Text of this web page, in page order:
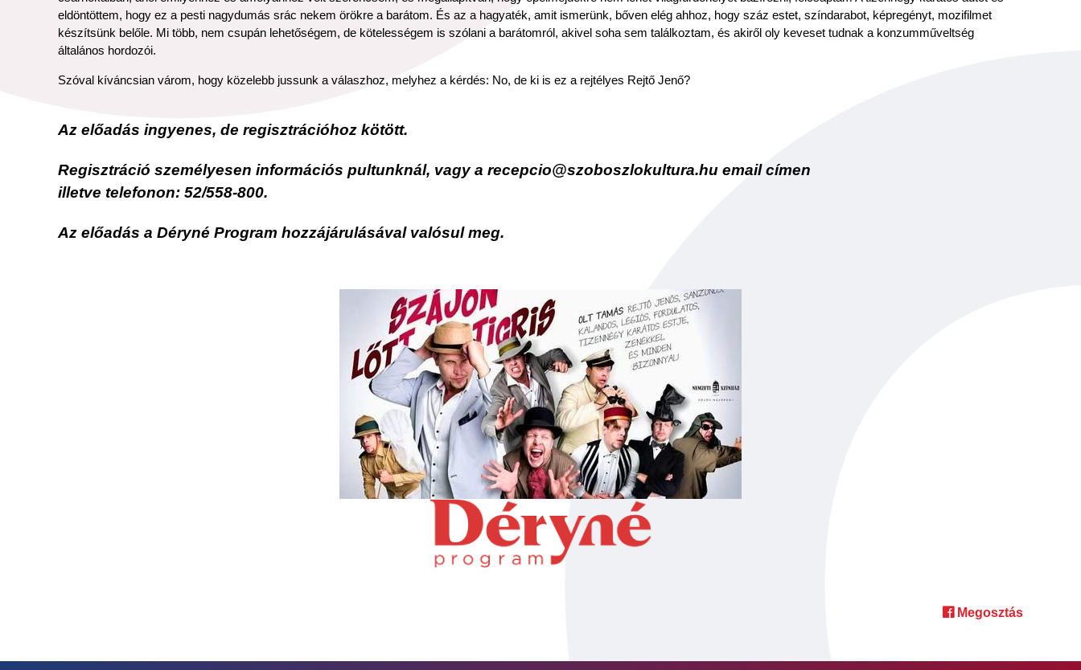
eldöntöttem, hogy ez a pesti nagydumás srác nekem örökre a barátom. És az a hagyaték, amit ismerünk, bőven elég ahhoz, hogy száz estet, színdarabot, képregényt, mozifilmet
készítsünk belőle. Mi több, nem csupán lehetőségem, de kötelességem is szólani a barátomról, akivel soha sem találkoztam, és akiről oly keveset tudnak a konzumműveltség
általános hordozói.
Szóval kíváncsian várom, hogy közelebb jussunk a válaszhoz, melyhez a kérdés: No, de ki is ez a rejtélyes Rejtő Jenő?
Az előadás ingyenes, de regisztrációhoz kötött.
Regisztráció személyesen információs pultunknál, vagy a recepcio@szoboszlokultura.hu email címen
illetve telefonon: 52/558-800.
Az előadás a Déryné Program hozzájárulásával valósul meg.
Megosztás